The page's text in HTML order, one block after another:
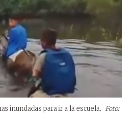
inundadas para ir a la escuela. Foto: